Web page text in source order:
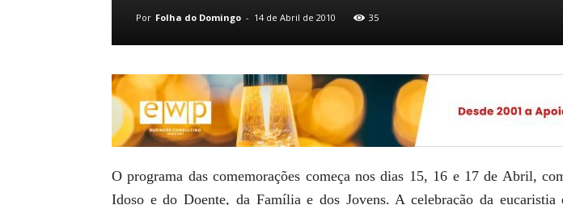
Por Folha do Domingo - 14 de Abril de 2010 35
O programa das comemorações começa nos dias 15, 16 e 17 de Abril,
Idoso e do Doente, da Família e dos Jovens. A celebração da